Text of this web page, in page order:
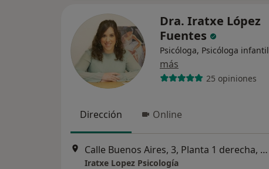
Dra. Iratxe López
Fuentes
Psicóloga, Psicóloga infantil
más
25 opiniones
Dirección Online
Calle Buenos Aires, 3, Planta 1 derecha, Bilbao
Iratxe Lopez Psicología